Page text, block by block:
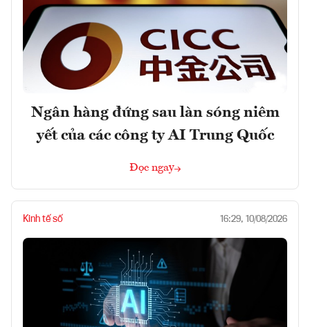
Ngân hàng đứng sau làn sóng niêm
yết của các công ty AI Trung Quốc
Đọc ngay
Kinh tế số 16:29, 10/08/2026